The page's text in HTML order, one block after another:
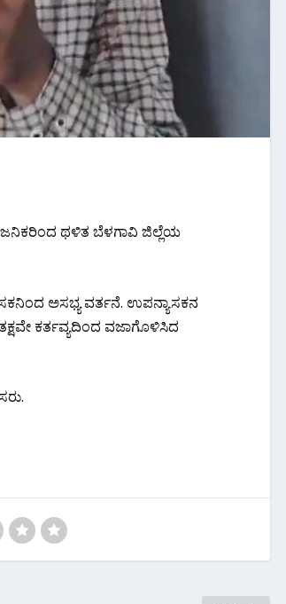
ಥಳಿತ ಬೆಳಗಾವಿ ಜಿಲ್ಲೆಯ
ಅಸಭ್ಯ ವರ್ತನೆ. ಉಪನ್ಯಾಸಕನ‌
ಕರ್ತವ್ಯದಿಂದ ವಜಾಗೊಳಿಸಿದ